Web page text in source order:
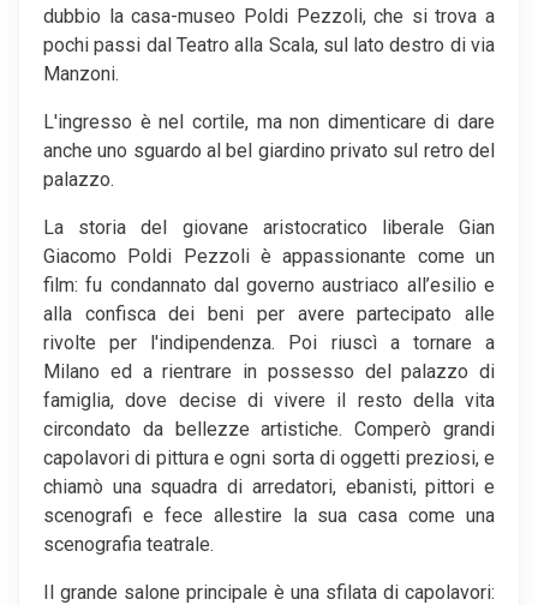
dubbio la casa-museo Poldi Pezzoli, che si trova a
pochi passi dal Teatro alla Scala, sul lato destro di via
Manzoni.
L'ingresso è nel cortile, ma non dimenticare di dare
anche uno sguardo al bel giardino privato sul retro del
palazzo.
La storia del giovane aristocratico liberale Gian
Giacomo Poldi Pezzoli è appassionante come un
film: fu condannato dal governo austriaco all’esilio e
alla confisca dei beni per avere partecipato alle
rivolte per l'indipendenza. Poi riuscì a tornare a
Milano ed a rientrare in possesso del palazzo di
famiglia, dove decise di vivere il resto della vita
circondato da bellezze artistiche. Comperò grandi
capolavori di pittura e ogni sorta di oggetti preziosi, e
chiamò una squadra di arredatori, ebanisti, pittori e
scenografi e fece allestire la sua casa come una
scenografia teatrale.
Il grande salone principale è una sfilata di capolavori: